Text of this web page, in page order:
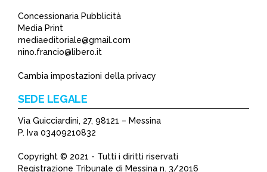
Concessionaria Pubblicità
Media Print
mediaeditoriale@gmail.com
nino.francio@libero.it
Cambia impostazioni della privacy
SEDE LEGALE
Via Guicciardini, 27, 98121 – Messina
P. Iva 03409210832
Copyright © 2021 - Tutti i diritti riservati
Registrazione Tribunale di Messina n. 3/2016